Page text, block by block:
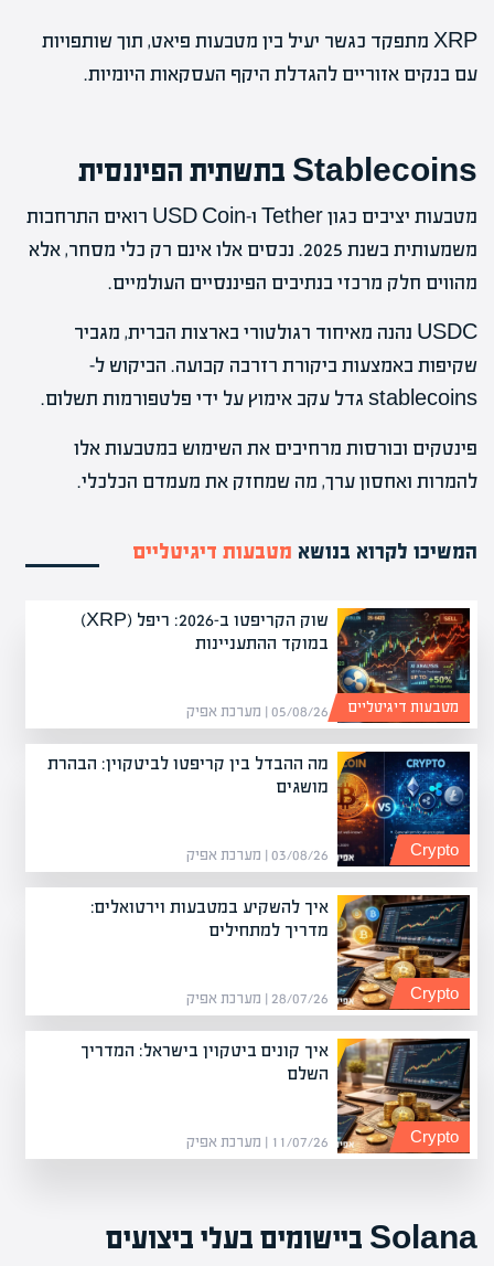
XRP מתפקד כגשר יעיל בין מטבעות פיאט, תוך שותפויות
עם בנקים אזוריים להגדלת היקף העסקאות היומיות.
Stablecoins בתשתית הפיננסית
מטבעות יציבים כגון Tether ו-USD Coin רואים התרחבות
משמעותית בשנת 2025. נכסים אלו אינם רק כלי מסחר, אלא
מהווים חלק מרכזי בנתיבים הפיננסיים העולמיים.
USDC נהנה מאיחוד רגולטורי בארצות הברית, מגביר
שקיפות באמצעות ביקורת רזרבה קבועה. הביקוש ל-
stablecoins גדל עקב אימוץ על ידי פלטפורמות תשלום.
פינטקים ובורסות מרחיבים את השימוש במטבעות אלו
להמרות ואחסון ערך, מה שמחזק את מעמדם הכלכלי.
המשיכו לקרוא בנושא מטבעות דיגיטליים
שוק הקריפטו ב-2026: ריפל (XRP)
במוקד ההתעניינות
05/08/26 | מערכת אפיק מטבעות דיגיטליים
מה ההבדל בין קריפטו לביטקוין: הבהרת
מושגים
03/08/26 | מערכת אפיק Crypto
איך להשקיע במטבעות וירטואלים:
מדריך למתחילים
28/07/26 | מערכת אפיק Crypto
איך קונים ביטקוין בישראל: המדריך
השלם
11/07/26 | מערכת אפיק Crypto
Solana ביישומים בעלי ביצועים